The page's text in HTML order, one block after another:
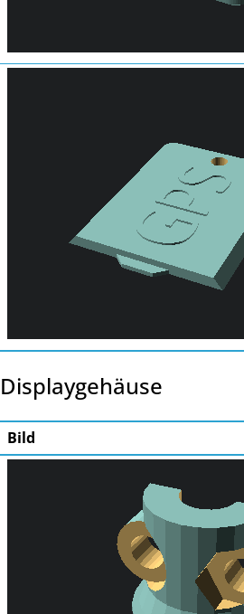
Displaygehäuse
Bild